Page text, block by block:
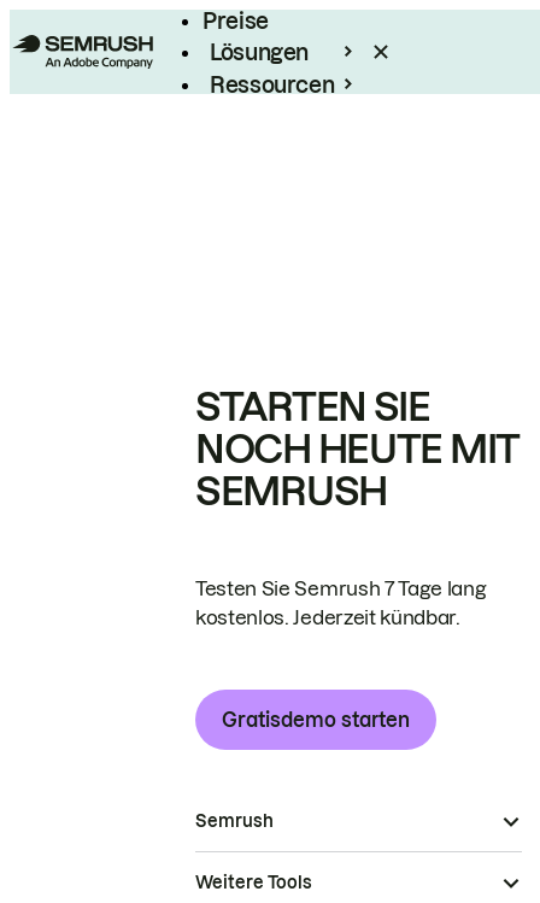
Preise
Lösungen
Ressourcen
STARTEN SIE
NOCH HEUTE MIT
SEMRUSH
Testen Sie Semrush 7 Tage lang
kostenlos. Jederzeit kündbar.
Gratisdemo starten
Semrush
Weitere Tools